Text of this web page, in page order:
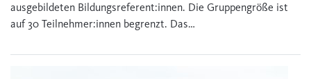
ausgebildeten Bildungsreferent:innen. Die Gruppengröße ist
auf 30 Teilnehmer:innen begrenzt. Das…